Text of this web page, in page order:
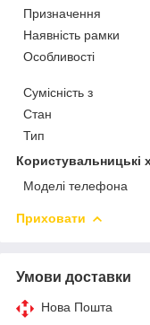
Призначення
Наявність рамки
Особливості
Сумісність з
Стан
Тип
Користувальницькі
Моделі телефона
Приховати
Умови доставки
Нова Пошта